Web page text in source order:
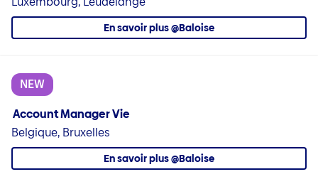
En savoir plus @Baloise
NEW
Account Manager Vie
Belgique, Bruxelles
En savoir plus @Baloise